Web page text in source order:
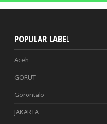
POPULAR LABEL
Aceh
GORUT
Gorontalo
JAKARTA